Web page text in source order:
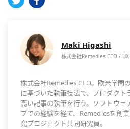
Maki Higashi
株式会社Remedies CEO /
株式会社Remedies CEO。欧米学問
に基づいた執筆技法で、プロダクト
高い記事の執筆を行う。ソフトウェ
プでの経験を経て、Remediesを創
究プロジェクト共同研究員。